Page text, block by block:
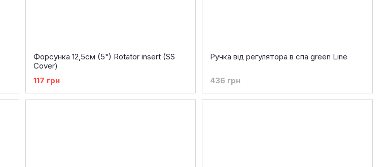
Форсунка 12,5см (5") Rotator insert (SS
Cover)
117 грн
Ручка від регулятора в спа green Line
436 грн